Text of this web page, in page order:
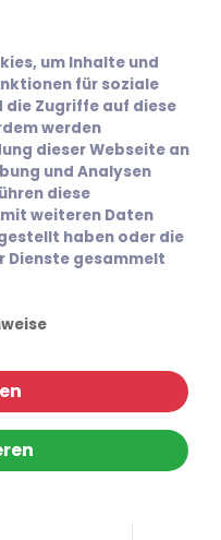
um Inhalte und
für soziale
die Zugriffe auf diese
werden
dieser Webseite an
und Analysen
diese
weiteren Daten
haben oder die
Dienste gesammelt